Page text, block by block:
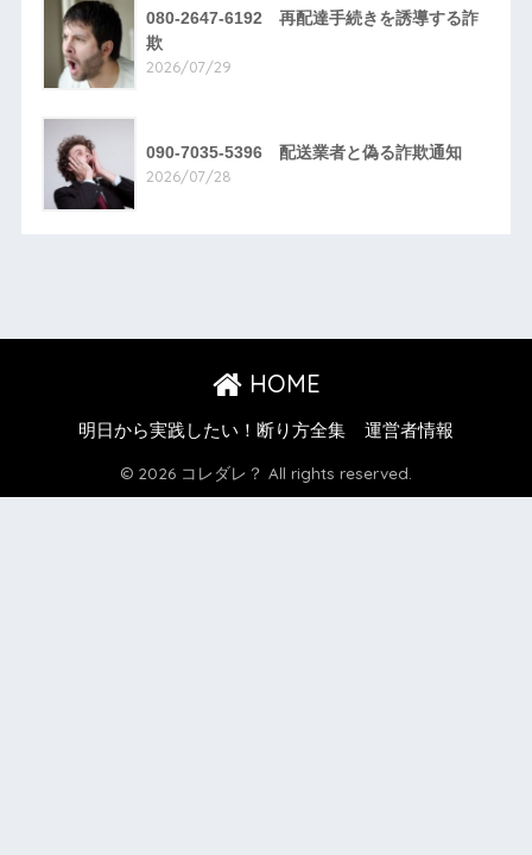
080-2647-6192 再配達手続きを誘導する詐
欺
2026/07/29
090-7035-5396 配送業者と偽る詐欺通知
2026/07/28
HOME
明日から実践したい！断り方全集 運営者情報
© 2026 コレダレ？ All rights reserved.